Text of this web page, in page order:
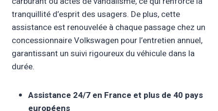
tranquillité d’esprit des usagers. De plus, cette
assistance est renouvelée à chaque passage chez un
concessionnaire Volkswagen pour l’entretien annuel,
garantissant un suivi rigoureux du véhicule dans la
durée.
Assistance 24/7 en France et plus de 40 pays
européens